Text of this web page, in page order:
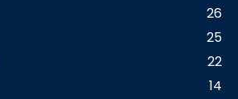
26
25
22
14